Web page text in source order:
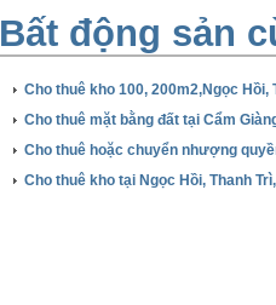
Bất động sản
Cho thuê kho 100, 200m2,Ngọc Hồi,
Cho thuê mặt bằng đất tại Cẩm
Cho thuê hoặc chuyển nhượng
Cho thuê kho tại Ngọc Hồi, Thanh